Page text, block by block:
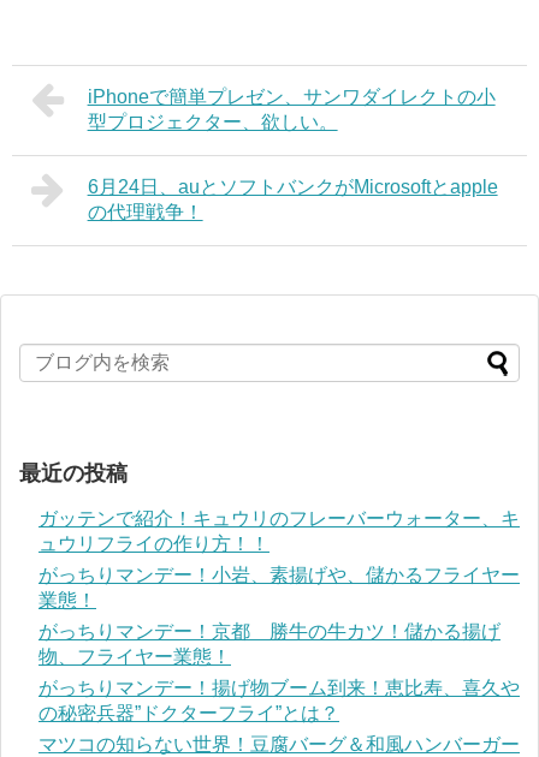
iPhoneで簡単プレゼン、サンワダイレクトの小
型プロジェクター、欲しい。
6月24日、auとソフトバンクがMicrosoftとapple
の代理戦争！
最近の投稿
ガッテンで紹介！キュウリのフレーバーウォーター、キ
ュウリフライの作り方！！
がっちりマンデー！小岩、素揚げや、儲かるフライヤー
業態！
がっちりマンデー！京都 勝牛の牛カツ！儲かる揚げ
物、フライヤー業態！
がっちりマンデー！揚げ物ブーム到来！恵比寿、喜久や
の秘密兵器”ドクターフライ”とは？
マツコの知らない世界！豆腐バーグ＆和風ハンバーガー